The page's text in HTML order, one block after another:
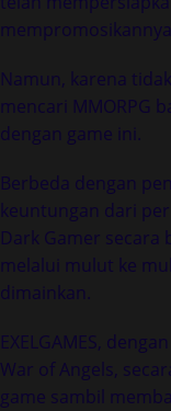
Namun, karena
mencari MMORPG
dengan game ini.
Berbeda dengan
keuntungan dari
Dark Gamer
melalui mulut ke
dimainkan.
EXELGAMES,
War of Angels,
game sambil